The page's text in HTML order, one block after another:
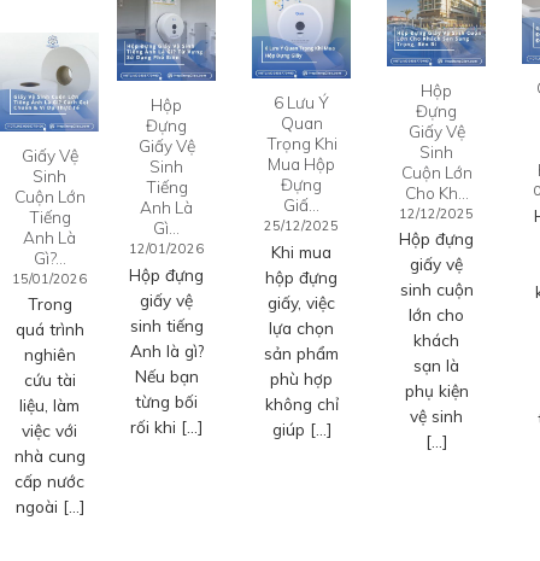
Giấy Vệ
Sinh
Cuộn Lớn
Tiếng
Anh Là
Gì?…
15/01/2026
Trong
quá trình
nghiên
cứu tài
liệu, làm
việc với
nhà cung
cấp nước
ngoài […]
Hộp
Đựng
Giấy Vệ
Sinh
Tiếng
Anh Là
Gì…
12/01/2026
Hộp đựng
giấy vệ
sinh tiếng
Anh là gì?
Nếu bạn
từng bối
rối khi […]
6 Lưu Ý
Quan
Trọng Khi
Mua Hộp
Đựng
Giấ…
25/12/2025
Khi mua
hộp đựng
giấy, việc
lựa chọn
sản phẩm
phù hợp
không chỉ
giúp […]
Hộp
Đựng
Giấy Vệ
Sinh
Cuộn Lớn
Cho Kh…
12/12/2025
Hộp đựng
giấy vệ
sinh cuộn
lớn cho
khách
sạn là
phụ kiện
vệ sinh
[…]